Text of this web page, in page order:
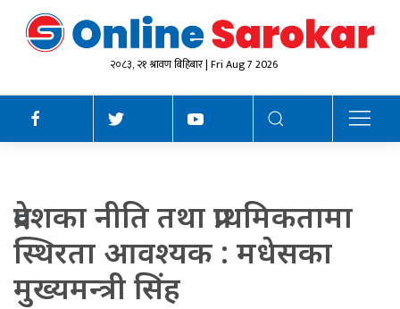
२०८३, २१ श्रावण बिहिबार | Fri Aug 7 2026
प्रदेशका नीति तथा प्राथमिकतामा
स्थिरता आवश्यक : मधेसका
मुख्यमन्त्री सिंह